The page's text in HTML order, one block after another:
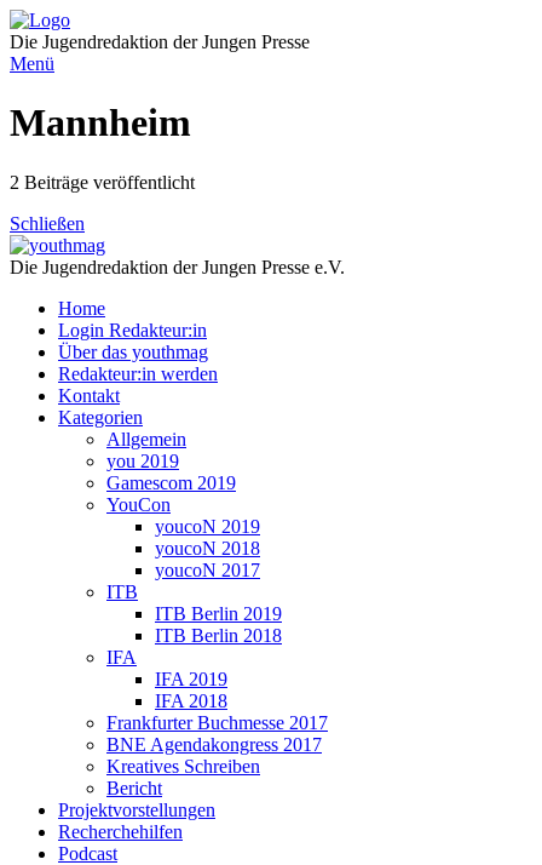
Direkt
zum
Inhalt
Die Jugendredaktion der Jungen Presse
Menü
Mannheim
2 Beiträge veröffentlicht
Schließen
Die Jugendredaktion der Jungen Presse e.V.
Home
Login Redakteur:in
Über das youthmag
Redakteur:in werden
Kontakt
Kategorien
Allgemein
you 2019
Gamescom 2019
YouCon
youcoN 2019
youcoN 2018
youcoN 2017
ITB
ITB Berlin 2019
ITB Berlin 2018
IFA
IFA 2019
IFA 2018
Frankfurter Buchmesse 2017
BNE Agendakongress 2017
Kreatives Schreiben
Bericht
Projektvorstellungen
Recherchehilfen
Podcast